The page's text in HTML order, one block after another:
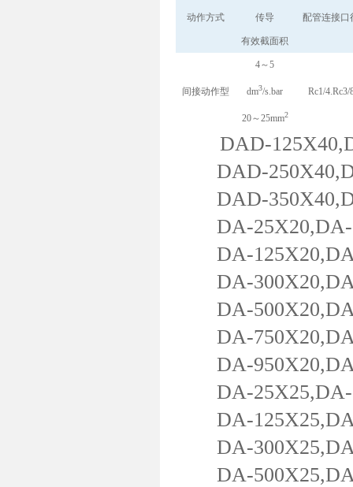
动作方式 传导
有效截面积
配管连接口
间接动作型
4～5
dm3/s.bar
20～25mm2
Rc1/4.Rc3/
DAD-
DAD-
DAD-
DA-25X20,DA-
DA-125X20,DA-
DA-300X20,DA-
DA-500X20,DA-
DA-750X20,DA-
DA-950X20,DA-
DA-25X25,DA-
DA-125X25,DA-
DA-300X25,DA-
DA-500X25,DA-